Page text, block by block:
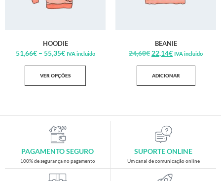
HOODIE
51,66€ – 55,35€ IVA incluido
VER OPÇÕES
BEANIE
24,60€ 22,14€ IVA incluido
ADICIONAR
PAGAMENTO SEGURO
100% de segurança no pagamento
SUPORTE ONLINE
Um canal de comunicação online